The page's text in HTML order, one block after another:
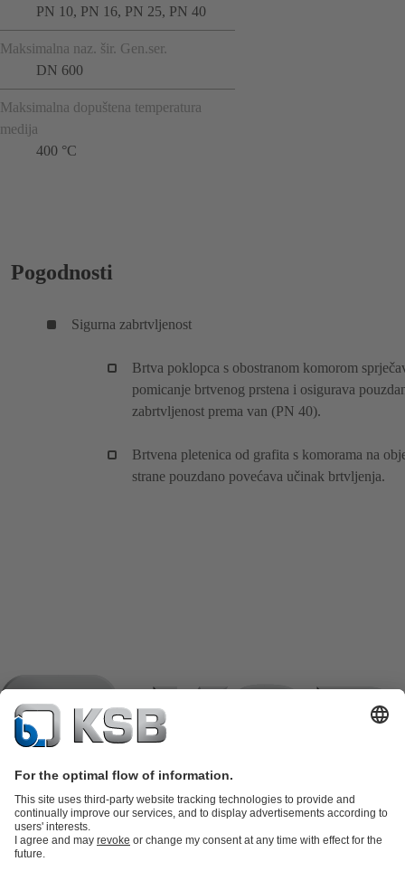
PN 10, PN 16, PN 25, PN 40
Maksimalna naz. šir. Gen.ser.
DN 600
Maksimalna dopuštena temperatura
medija
400 °C
Pogodnosti
Sigurna zabrtvljenost
Brtva poklopca s obostranom komorom
pomicanje brtvenog prstena i osigurava
zabrtvljenost prema van (PN 40).
Brtvena pletenica od grafita s komorama na
strane pouzdano povećava učinak brtvljenja.